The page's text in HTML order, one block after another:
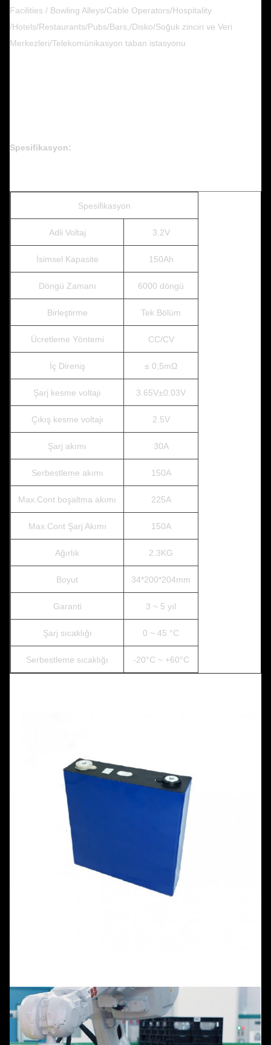
Facilities / Bowling Alleys/Cable Operators/Hospitality
/Hotels/Restaurants/Pubs/Bars,/Disko/Soğuk zinciri ve Veri
Merkezleri/Telekomünikasyon taban istasyonu
Spesifikasyon:
Spesifikasyon
Adli Voltaj 3.2V
İsimsel Kapasite 150Ah
Döngü Zamanı 6000 döngü
Birleştirme Tek Bölüm
Ücretleme Yöntemi CC/CV
İç Direniş ≤ 0,5mΩ
Şarj kesme voltajı 3.65V±0.03V
Çıkış kesme voltajı 2.5V
Şarj akımı 30A
Serbestleme akımı 150A
Max.Cont boşaltma akımı 225A
Max.Cont Şarj Akımı 150A
Ağırlık 2.3KG
Boyut 34*200*204mm
Garanti 3 ~ 5 yıl
Şarj sıcaklığı 0 ~ 45 °C
Serbestleme sıcaklığı -20°C ~ +60°C